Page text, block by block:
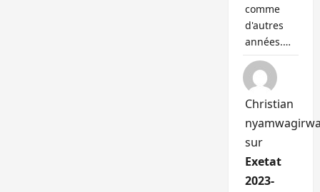
comme
d'autres
années.…
Christian
sur
Exetat
2023-